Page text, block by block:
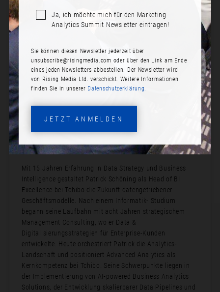
PATRICK SCHÖNING
Rolle:
Head of Business Intelligence Excellence
Bio:
Mit 15 Jahren Erfahrung in Data Strategy und Business
Intelligence gestaltet Patrick Schöning als Head of BI
Excellence bei Tchibo die Zukunft datengetriebener
Geschäftsmodelle. Nach einem Informatik- Studium
begann seine Laufbahn mit acht Jahren strategischem
Management Consulting, wo er Data &
Digitalisierungsstrategien für Enterprise-Kunden
entwickelte. Heute orchestriert Patrick die Analytics-
Landschaft und positioniert Advanced Analytics als
Kernkompetenz bei Tchibo. Seine Schwerpunkte liegen in
der Implementierung von AI-powered Business Analytics
Solutions, der Entwicklung skalierbarer Data Pipelines und
Ja, ich möchte mich für den Marketing
Analytics Summit Newsletter eintragen!
Sie können diesen Newsletter jederzeit über
unsubscribe@risingmedia.com oder über den Link am Ende
eines jeden Newsletters abbestellen. Der Newsletter wird
von Rising Media Ltd. verschickt. Weitere Informationen
finden Sie in unserer Datenschutzerklärung.
JETZT ANMELDEN